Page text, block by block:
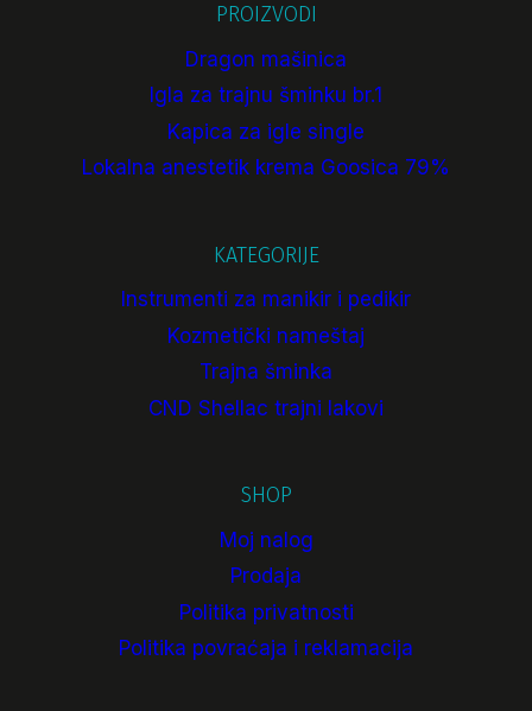
PROIZVODI
Dragon mašinica
Igla za trajnu šminku br.1
Kapica za igle single
Lokalna anestetik krema Goosica 79%
KATEGORIJE
Instrumenti za manikir i pedikir
Kozmetički nameštaj
Trajna šminka
CND Shellac trajni lakovi
SHOP
Moj nalog
Prodaja
Politika privatnosti
Politika povraćaja i reklamacija